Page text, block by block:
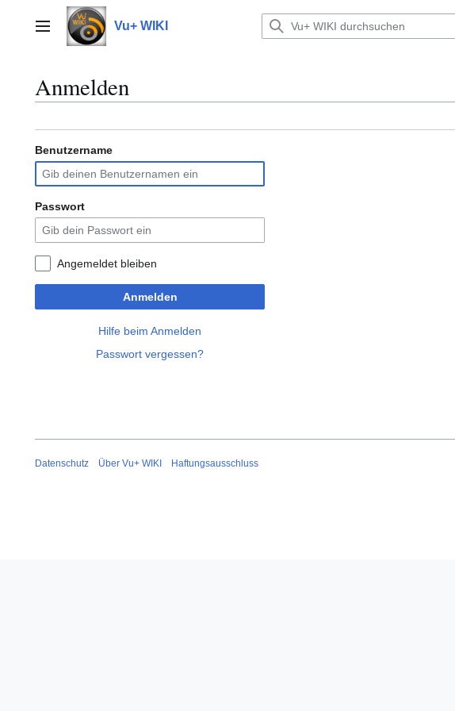
springenHauptmenü Vu+ WIKI
Anmelden
Benutzername
Passwort
Angemeldet bleiben
Anmelden
Hilfe beim Anmelden
Passwort vergessen?
Datenschutz Über Vu+ WIKI Haftungsausschluss